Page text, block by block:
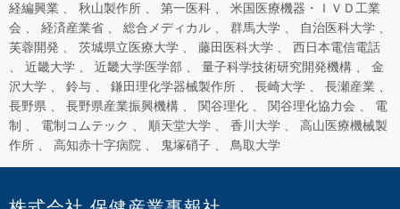
経編興業
秋山製作所 第一医科
米国医療機器・ＩＶＤ工業
会
経済産業省 総合メディカル 群馬大学
自治医科大学
芙蓉開発
茨城県立医療大学 藤田医科大学
西日本電信電話
近畿大学
近畿大学医学部 量子科学技術研究開発機構
金
沢大学
鈴与 鎌田理化学器械製作所 長崎大学
長瀬産業
長野県
長野県産業振興機構 関谷理化 関谷理化協力会
電
制
電制コムテック 順天堂大学 香川大学
高山医療機械製
作所
高知赤十字病院 鬼塚硝子 鳥取大学